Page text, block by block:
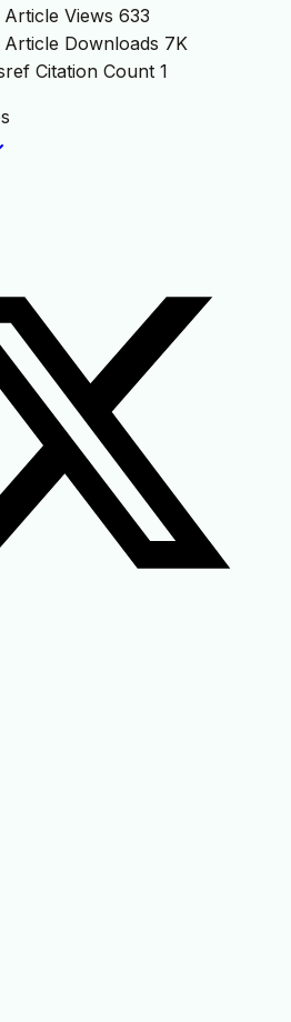
Article Views 633
Article Downloads 7K
Citation Count 1